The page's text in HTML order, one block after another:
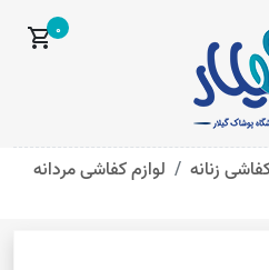
shopping_cart0
زنانه
لوازم کفاشی مردانه